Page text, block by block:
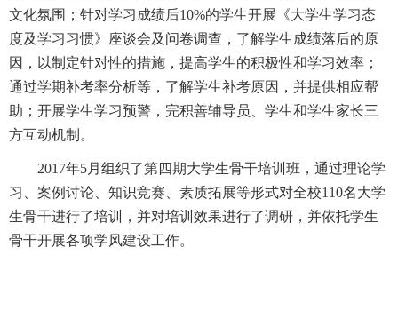
文化氛围；针对学习成绩后10%的学生开展《大学生学习态
度及学习习惯》座谈会及问卷调查，了解学生成绩落后的原
因，以制定针对性的措施，提高学生的积极性和学习效率；
通过学期补考率分析等，了解学生补考原因，并提供相应帮
助；开展学生学习预警，完积善辅导员、学生和学生家长三
方互动机制。
2017年5月组织了第四期大学生骨干培训班，通过理论学
习、案例讨论、知识竞赛、素质拓展等形式对全校110名大学
生骨干进行了培训，并对培训效果进行了调研，并依托学生
骨干开展各项学风建设工作。